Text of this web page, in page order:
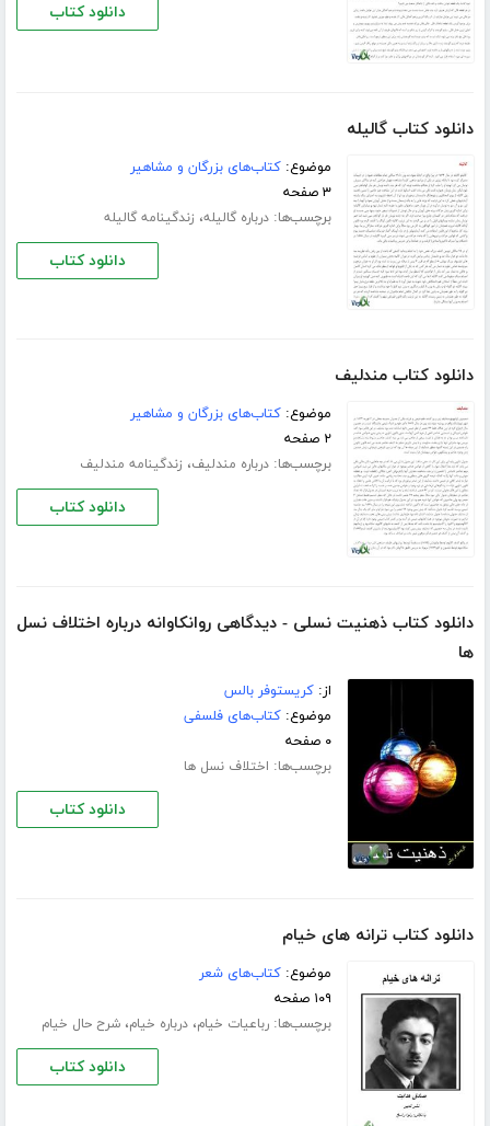
دانلود کتاب
دانلود کتاب گالیله
موضوع:کتاب‌های بزرگان و مشاهیر
۳ صفحه
برچسب‌ها:درباره گالیله، زندگینامه گالیله
دانلود کتاب
دانلود کتاب مندلیف
موضوع:کتاب‌های بزرگان و مشاهیر
۲ صفحه
برچسب‌ها:درباره مندلیف، زندگینامه مندلیف
دانلود کتاب
دانلود کتاب ذهنیت نسلی - دیدگاهی روانکاوانه درباره اختلاف نسل
ها
از:کریستوفر بالس
موضوع:کتاب‌های فلسفی
۰ صفحه
برچسب‌ها: اختلاف نسل ها
دانلود کتاب
دانلود کتاب ترانه های خیام
موضوع:کتاب‌های شعر
۱۰۹ صفحه
برچسب‌ها:رباعیات خیام،درباره خیام،شرح حال خیام
دانلود کتاب